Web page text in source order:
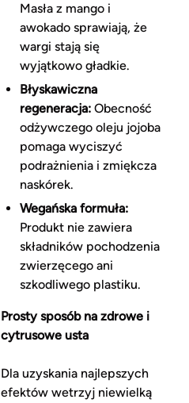
Masła z mango i
awokado sprawiają, że
wargi stają się
wyjątkowo gładkie.
Błyskawiczna
regeneracja:Obecność
odżywczego oleju jojoba
pomaga wyciszyć
podrażnienia i zmiękcza
naskórek.
Wegańska formuła:
Produkt nie zawiera
składników pochodzenia
zwierzęcego ani
szkodliwego plastiku.
Prosty sposób na zdrowe i
cytrusowe usta
Dla uzyskania najlepszych
efektów wetrzyj niewielką